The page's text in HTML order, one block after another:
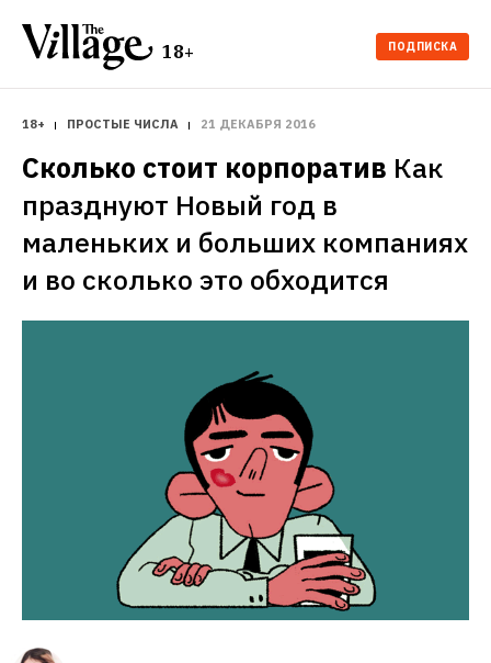
18+ ПОДПИСКА
18+ ПРОСТЫЕ ЧИСЛА 21 ДЕКАБРЯ 2016
Сколько стоит корпоратив Как
празднуют Новый год в
маленьких и больших компаниях
и во сколько это обходится